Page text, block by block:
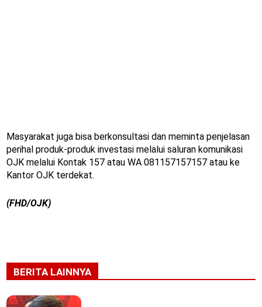
Masyarakat juga bisa berkonsultasi dan meminta penjelasan
perihal produk-produk investasi melalui saluran komunikasi
OJK melalui Kontak 157 atau WA 081157157157 atau ke
Kantor OJK terdekat.
(FHD/OJK)
BERITA LAINNYA